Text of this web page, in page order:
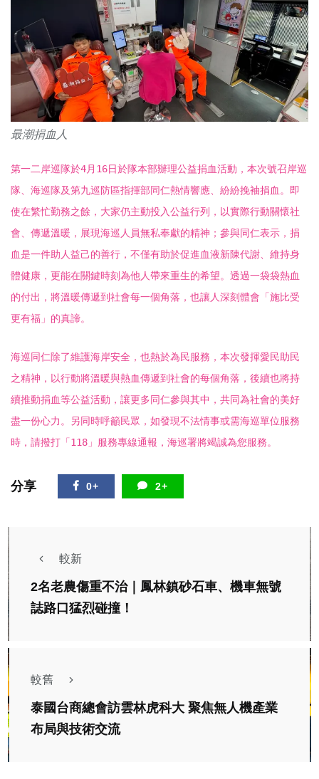
最潮捐血人
第一二岸巡隊於4月16日於隊本部辦理公益捐血活動，本次號召岸巡
隊、海巡隊及第九巡防區指揮部同仁熱情響應、紛紛挽袖捐血。即
使在繁忙勤務之餘，大家仍主動投入公益行列，以實際行動關懷社
會、傳遞溫暖，展現海巡人員無私奉獻的精神；參與同仁表示，捐
血是一件助人益己的善行，不僅有助於促進血液新陳代謝、維持身
體健康，更能在關鍵時刻為他人帶來重生的希望。透過一袋袋熱血
的付出，將溫暖傳遞到社會每一個角落，也讓人深刻體會「施比受
更有福」的真諦。
海巡同仁除了維護海岸安全，也熱於為民服務，本次發揮愛民助民
之精神，以行動將溫暖與熱血傳遞到社會的每個角落，後續也將持
續推動捐血等公益活動，讓更多同仁參與其中，共同為社會的美好
盡一份心力。另同時呼籲民眾，如發現不法情事或需海巡單位服務
時，請撥打「118」服務專線通報，海巡署將竭誠為您服務。
分享 0+ 2+
較新
2名老農傷重不治｜鳳林鎮砂石車、機車無號
誌路口猛烈碰撞！
較舊
泰國台商總會訪雲林虎科大 聚焦無人機產業
布局與技術交流